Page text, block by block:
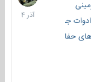
جنگی
حفاظت فعال
آذر
1404